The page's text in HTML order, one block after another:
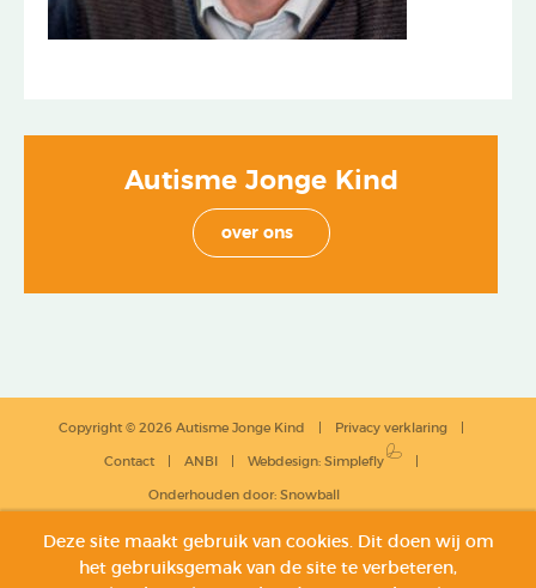
Autisme Jonge Kind
over ons
Copyright © 2026 Autisme Jonge Kind Privacy verklaring
Contact ANBI Webdesign: Simplefly
Onderhouden door: Snowball
Deze site maakt gebruik van cookies. Dit doen wij om
het gebruiksgemak van de site te verbeteren,